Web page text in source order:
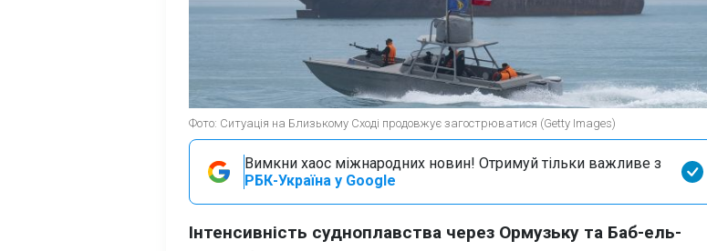
Фото: Ситуація на Близькому Сході продовжує загострюватися (Getty Images)
Вимкни хаос міжнародних новин! Отримуй тільки важливе з
РБК-Україна у Google
Інтенсивність судноплавства через Ормузьку та Баб-ель-